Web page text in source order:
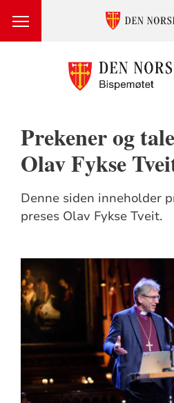
Prekener og
Olav Fykse
Denne siden inneholder
preses Olav Fykse Tveit.